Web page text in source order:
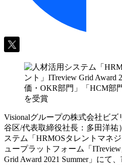
Visionalグループの株式会社ビ
谷区/代表取締役社長：多田洋祐
ステム「HRMOSタレントマネ
ュープラットフォーム「
Grid Award 2021 Summer」にて